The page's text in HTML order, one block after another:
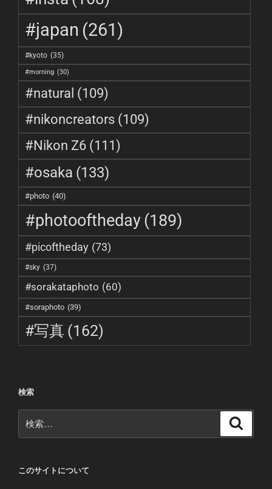
#japan (261)
#kyoto (35)
#morning (30)
#natural (109)
#nikoncreators (109)
#Nikon Z6 (111)
#osaka (133)
#photo (40)
#photooftheday(189)
#picoftheday (73)
#sky (37)
#sorakataphoto (60)
#soraphoto (39)
#写真 (162)
検索
索:
このサイトについて